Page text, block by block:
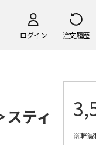
ログイン 注文履歴
ティ
※軽減